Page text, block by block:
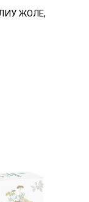
ЖОЛЕ,